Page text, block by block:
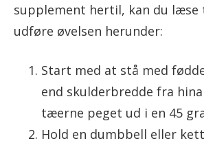
supplement hertil, kan du
udføre øvelsen herunder:
Start med at stå med
end skulderbredde fra
tæerne peget ud i en 45
Hold en dumbbell eller